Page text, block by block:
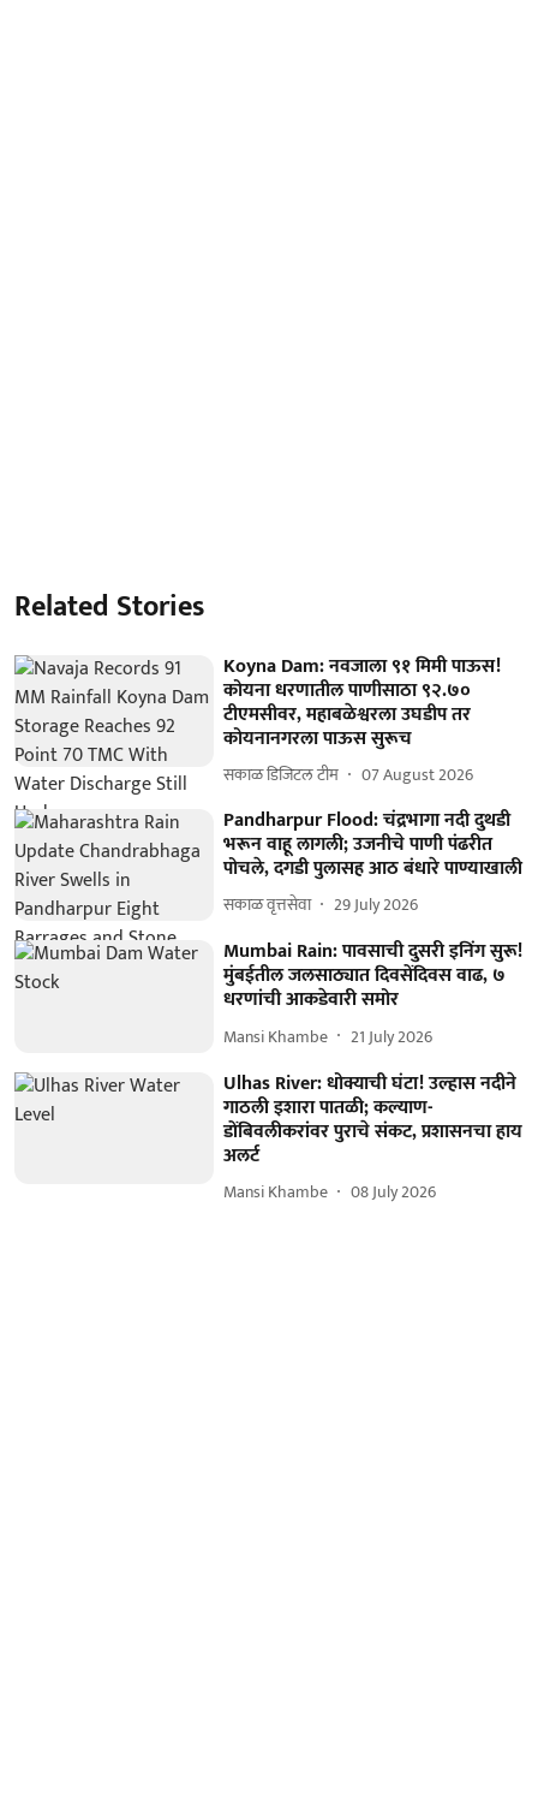
Related Stories
Koyna Dam: नवजाला ९१ मिमी पाऊस!
कोयना धरणातील पाणीसाठा ९२.७०
टीएमसीवर, महाबळेश्वरला उघडीप तर
कोयनानगरला पाऊस सुरूच
सकाळ डिजिटल टीम 07 August 2026
Pandharpur Flood: चंद्रभागा नदी दुथडी
भरून वाहू लागली; उजनीचे पाणी पंढरीत
पोचले, दगडी पुलासह आठ बंधारे पाण्याखाली
सकाळ वृत्तसेवा 29 July 2026
Mumbai Rain: पावसाची दुसरी इनिंग सुरू!
मुंबईतील जलसाठ्यात दिवसेंदिवस वाढ, ७
धरणांची आकडेवारी समोर
Mansi Khambe 21 July 2026
Ulhas River: धोक्याची घंटा! उल्हास नदीने
गाठली इशारा पातळी; कल्याण-
डोंबिवलीकरांवर पुराचे संकट, प्रशासनचा हाय
अलर्ट
Mansi Khambe 08 July 2026